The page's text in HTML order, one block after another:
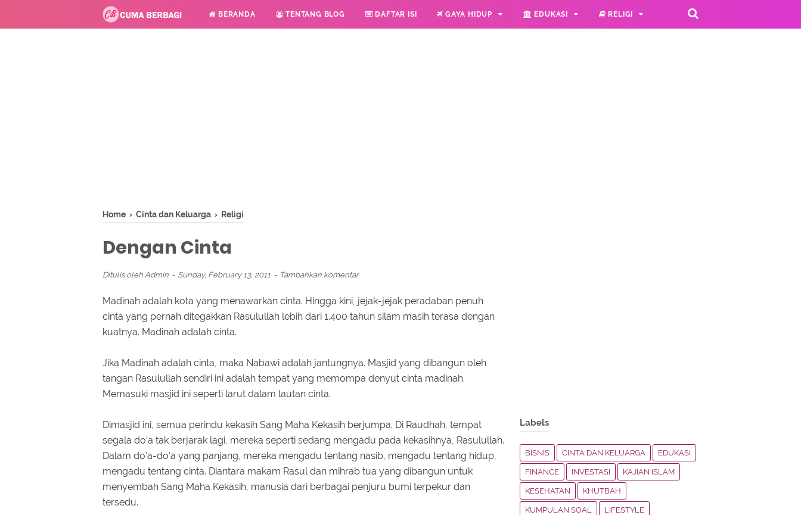
BERANDA TENTANG BLOG DAFTAR ISI GAYA HIDUP EDUKASI RELIGI
Home › Cinta dan Keluarga › Religi
Dengan Cinta
Ditulis oleh Admin Sunday, February 13, 2011 Tambahkan komentar
Madinah adalah kota yang menawarkan cinta. Hingga kini, jejak-jejak peradaban penuh
cinta yang pernah ditegakkan Rasulullah lebih dari 1.400 tahun silam masih terasa dengan
kuatnya. Madinah adalah cinta.
Jika Madinah adalah cinta, maka Nabawi adalah jantungnya. Masjid yang dibangun oleh
tangan Rasulullah sendiri ini adalah tempat yang memompa denyut cinta madinah.
Memasuki masjid ini seperti larut dalam lautan cinta.
Dimasjid ini, semua perindu kekasih Sang Maha Kekasih berjumpa. Di Raudhah, tempat
segala do’a tak berjarak lagi, mereka seperti sedang mengadu pada kekasihnya, Rasulullah.
Dalam do’a-do’a yang panjang, mereka mengadu tentang nasib, mengadu tentang hidup,
mengadu tentang cinta. Diantara makam Rasul dan mihrab tua yang dibangun untuk
menyembah Sang Maha Kekasih, manusia dari berbagai penjuru bumi terpekur dan
tersedu.
Labels
BISNIS CINTA DAN KELUARGA EDUKASI
FINANCE INVESTASI KAJIAN ISLAM
KESEHATAN KHUTBAH
KUMPULAN SOAL LIFESTYLE